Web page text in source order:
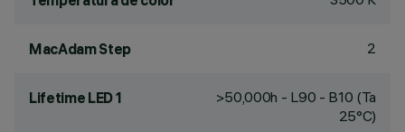
MacAdam Step 2
Lifetime LED 1
>50,000h - L90 - B10 (Ta
25°C)